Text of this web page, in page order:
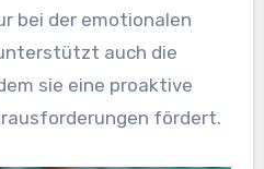
bei der emotionalen
auch die
sie eine proaktive
fördert.